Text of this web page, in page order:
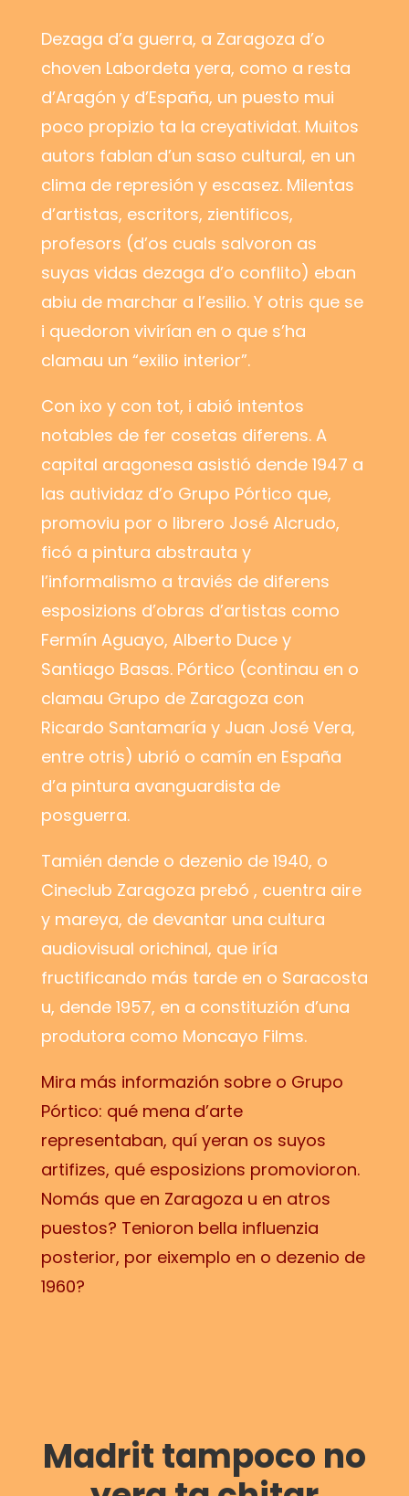
Dezaga d’a guerra, a Zaragoza d’o
choven Labordeta yera, como a resta
d’Aragón y d’España, un puesto mui
poco propizio ta la creyatividat. Muitos
autors fablan d’un saso cultural, en un
clima de represión y escasez. Milentas
d’artistas, escritors, zientificos,
profesors (d’os cuals salvoron as
suyas vidas dezaga d’o conflito) eban
abiu de marchar a l’esilio. Y otris que se
i quedoron vivirían en o que s’ha
clamau un “exilio interior”.
Con ixo y con tot, i abió intentos
notables de fer cosetas diferens. A
capital aragonesa asistió dende 1947 a
las autividaz d’o Grupo Pórtico que,
promoviu por o librero José Alcrudo,
ficó a pintura abstrauta y
l’informalismo a traviés de diferens
esposizions d’obras d’artistas como
Fermín Aguayo, Alberto Duce y
Santiago Basas. Pórtico (continau en o
clamau Grupo de Zaragoza con
Ricardo Santamaría y Juan José Vera,
entre otris) ubrió o camín en España
d’a pintura avanguardista de
posguerra.
Tamién dende o dezenio de 1940, o
Cineclub Zaragoza prebó , cuentra aire
y mareya, de devantar una cultura
audiovisual orichinal, que iría
fructificando más tarde en o Saracosta
u, dende 1957, en a constituzión d’una
produtora como Moncayo Films.
Mira más informazión sobre o Grupo
Pórtico: qué mena d’arte
representaban, quí yeran os suyos
artifizes, qué esposizions promovioron.
Nomás que en Zaragoza u en atros
puestos? Tenioron bella influenzia
posterior, por eixemplo en o dezenio de
1960?
Madrit tampoco no